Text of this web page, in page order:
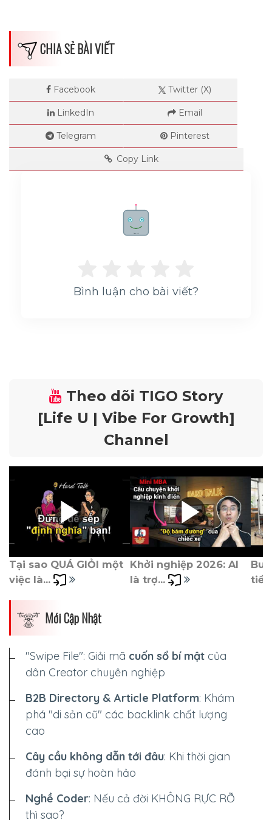
CHIA SẺ BÀI VIẾT
Facebook Twitter (X)
LinkedIn Email
Telegram Pinterest
Copy Link
Rate me!
Bình luận cho bài viết?
Theo dõi TIGO Story
[Life U | Vibe For Growth]
Channel
Tại sao QUÁ GIỎI một
việc là...
Khởi nghiệp 2026: AI
là trợ...
Mới Cập Nhật
"Swipe File": Giải mã cuốn sổ bí mật của
dân Creator chuyên nghiệp
B2B Directory & Article Platform: Khám
phá "di sản cũ" các backlink chất lượng
cao
Cây cầu không dẫn tới đâu: Khi thời gian
đánh bại sự hoàn hảo
Nghề Coder: Nếu cả đời KHÔNG RỰC RỠ
thì sao?
Dimensions